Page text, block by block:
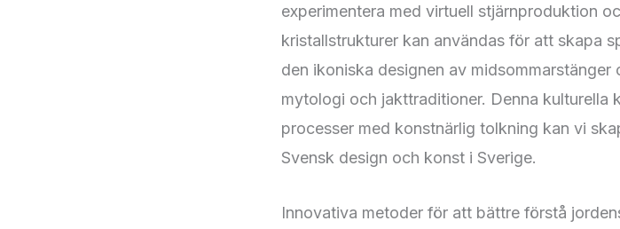
experimentera med virtuell stjärnproduktion
kristallstrukturer kan användas för att skapa
den ikoniska designen av
mytologi och jakttraditioner. Denna kulturella
processer med konstnärlig tolkning kan vi
Svensk design och konst i Sverige.
Innovativa metoder för att bättre förstå